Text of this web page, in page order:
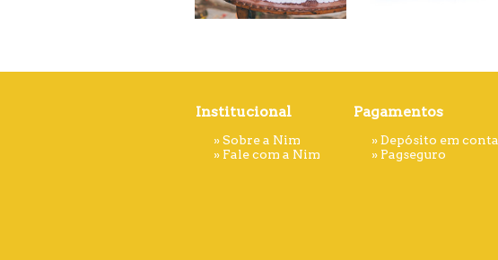
Institucional
»Sobre a Nim
» Fale com a Nim
Pagamentos
» Depósito em conta
» Pagseguro